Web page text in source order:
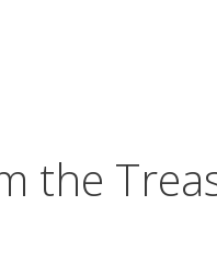
the